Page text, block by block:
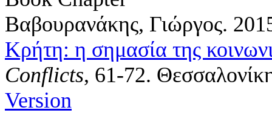
Βαβουρανάκης, Γιώργος.
Κρήτη: η σημασία της
Conflicts, 61-72.
Version